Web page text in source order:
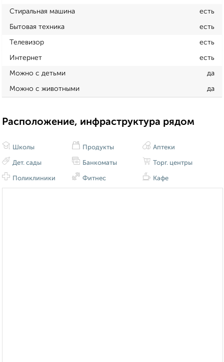
Стиральная машина есть
Бытовая техника есть
Телевизор есть
Интернет есть
Можно с детьми да
Можно с животными да
Расположение, инфраструктура рядом
Школы
Дет. сады
Поликлиники
Продукты
Банкоматы
Фитнес
Аптеки
Торг. центры
Кафе